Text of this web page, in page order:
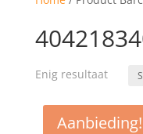
Enig resultaat
Aanbieding!